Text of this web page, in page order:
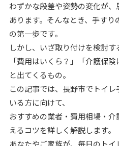
わずかな段差や姿勢の変化が
あります。そんなとき、手す
の第一歩です。
しかし、いざ取り付けを検討す
「費用はいくら？」「介護保
と出てくるもの。
この記事では、長野市でトイ
いる方に向けて、
おすすめの業者・費用相場・
えるコツを詳しく解説します。
あなたやご家族が、毎日のト